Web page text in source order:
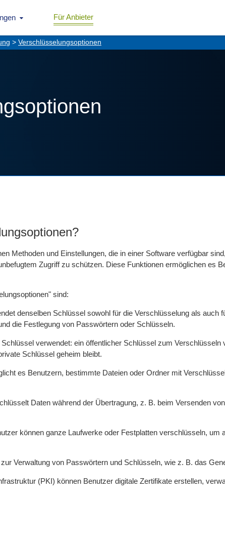
Für Anbieter
> Verschlüsselungsoptionen
Methoden und Einstellungen, die in einer Software verfügbar
Zugriff zu schützen. Diese Funktionen ermöglichen es
sind:
denselben Schlüssel sowohl für die Verschlüsselung als
die Festlegung von Passwörtern oder Schlüsseln.
verwendet: ein öffentlicher Schlüssel zum
Schlüssel geheim bleibt.
es Benutzern, bestimmte Dateien oder Ordner mit
Daten während der Übertragung, z. B. beim Versenden
können ganze Laufwerke oder Festplatten verschlüsseln,
Verwaltung von Passwörtern und Schlüsseln, wie z. B. das
(PKI) können Benutzer digitale Zertifikate erstellen,